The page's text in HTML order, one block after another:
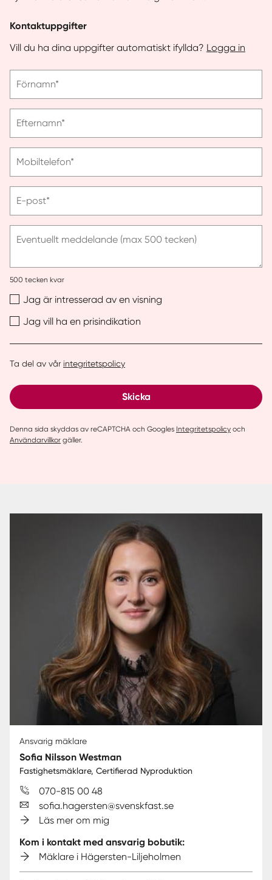
Kontaktuppgifter
Vill du ha dina uppgifter automatiskt ifyllda? Logga in
ange
Förnamn*
ange
Efternamn*
ange
Mobiltelefon*
ange
post
E-post*
Eventuellt meddelande (max 500 tecken)
500 tecken kvar
Jag är intresserad av en visning
Jag vill ha en prisindikation
Ta del av vår integritetspolicy
Skicka
Denna sida skyddas av reCAPTCHA och Googles Integritetspolicy och
Användarvillkor gäller.
Ansvarig mäklare
Sofia Nilsson Westman
Fastighetsmäklare, Certifierad Nyproduktion
070-815 00 48
sofia.hagersten@svenskfast.se
Läs mer om mig
Kom i kontakt med ansvarig bobutik:
Mäklare i Hägersten-Liljeholmen